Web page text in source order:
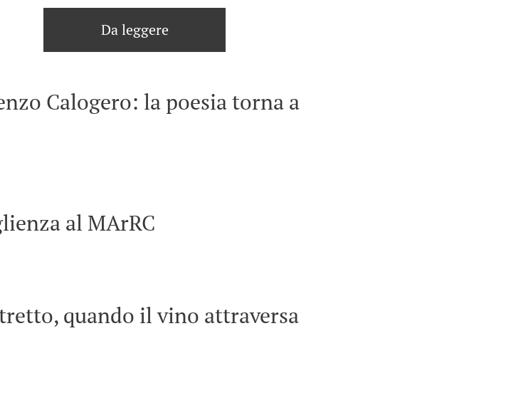
Da leggere
Calogero: la poesia torna a
al MArRC
quando il vino attraversa